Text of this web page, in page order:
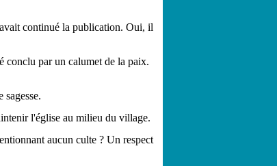
continué la publication. Oui, il
conclu par un calumet de la paix.
l'église au milieu du village.
aucun culte ? Un respect